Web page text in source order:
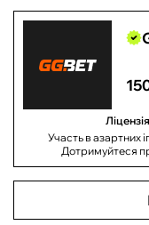
Участь в азартних
Дотримуйтеся